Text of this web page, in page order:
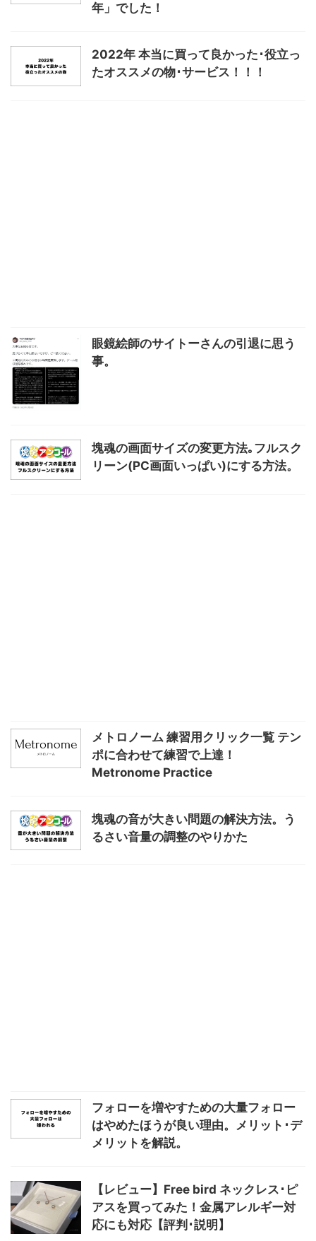
年」でした！
2022年 本当に買って良かった･役立っ
たオススメの物･サービス！！！
眼鏡絵師のサイトーさんの引退に思う
事。
塊魂の画面サイズの変更方法｡フルスク
リーン(PC画面いっぱい)にする方法。
メトロノーム 練習用クリック一覧 テン
ポに合わせて練習で上達！
Metronome Practice
塊魂の音が大きい問題の解決方法。う
るさい音量の調整のやりかた
フォローを増やすための大量フォロー
はやめたほうが良い理由。メリット･デ
メリットを解説。
【レビュー】Free bird ネックレス･ピ
アスを買ってみた！金属アレルギー対
応にも対応【評判･説明】